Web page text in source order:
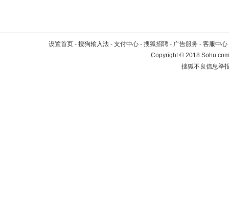
设置首页 - 搜狗输入法 - 支付中心 - 搜狐招聘 - 广告服务 - 客服中心
Copyright©2018
搜狐不良信息举